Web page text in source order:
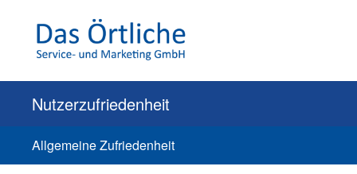
Nutzerzufriedenheit
Allgemeine Zufriedenheit